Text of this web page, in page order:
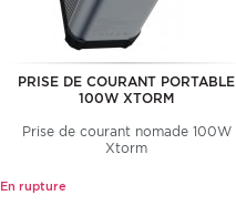
PRISE DE COURANT PORTABLE
100W XTORM
Prise de courant nomade 100W
Xtorm
En rupture